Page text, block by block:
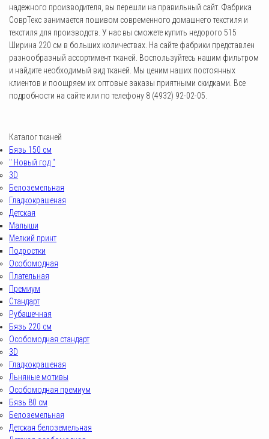
надежного производителя, вы перешли на правильный сайт. Фабрика
СоврТекс занимается пошивом современного домашнего текстиля и
текстиля для производств. У нас вы сможете купить недорого 515
Ширина 220 см в больших количествах. На сайте фабрики представлен
разнообразный ассортимент тканей. Воспользуйтесь нашим фильтром
и найдите необходимый вид тканей. Мы ценим наших постоянных
клиентов и поощряем их оптовые заказы приятными скидками. Все
подробности на сайте или по телефону 8 (4932) 92-02-05.
Каталог тканей
Бязь 150 см
" Новый год "
3D
Белоземельная
Гладкокрашеная
Детская
Малыши
Мелкий принт
Подростки
Особомодная
Плательная
Премиум
Стандарт
Рубашечная
Бязь 220 см
Особомодная стандарт
3D
Гладкокрашеная
Льняные мотивы
Особомодная премиум
Бязь 80 см
Белоземельная
Детская белоземельная